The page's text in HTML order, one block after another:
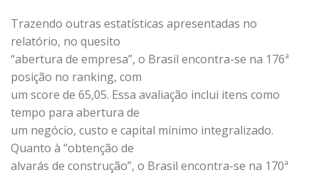
Trazendo outras estatísticas apresentadas no
relatório, no quesito
“abertura de empresa”, o Brasil encontra-se na 176ª
posição no ranking, com
um score de 65,05. Essa avaliação inclui itens como
tempo para abertura de
um negócio, custo e capital mínimo integralizado.
Quanto à “obtenção de
alvarás de construção”, o Brasil encontra-se na 170ª